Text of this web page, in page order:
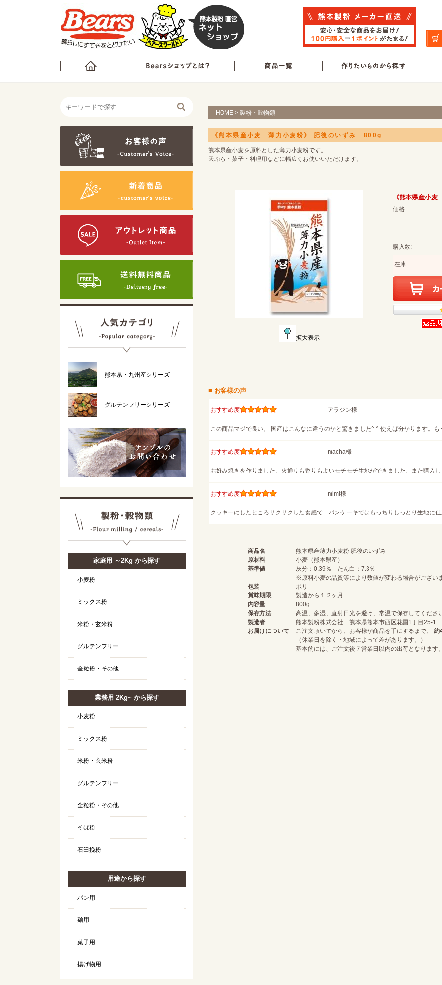
熊本県・九州産シリーズ
グルテンフリーシリーズ
家庭用 ～2Kg から探す
小麦粉
ミックス粉
米粉・玄米粉
グルテンフリー
全粒粉・その他
業務用 2Kg~ から探す
小麦粉
ミックス粉
米粉・玄米粉
グルテンフリー
全粒粉・その他
そば粉
石臼挽粉
用途から探す
パン用
麺用
菓子用
揚げ物用
HOME > 製粉・穀物類
《熊本県産小麦 薄力小麦粉》 肥後のいずみ 800g
熊本県産小麦を原料とした薄力小麦粉です。
天ぷら・菓子・料理用などに幅広くお使いいただけます。
拡大表示
《熊本県産小
価格:
購入数:
在庫
■ お客様の声
おすすめ度 アラジン様
この商品マジで良い。 国産はこんなに違うのかと驚きました^ ^ 使えば分かります。も
おすすめ度 macha様
お好み焼きを作りました。火通りも香りもよいモチモチ生地ができました。また購入し
おすすめ度 mimi様
クッキーにしたところサクサクした食感で パンケーキではもっちりしっとり生地に仕
商品名
熊本県産薄力小麦粉 肥後のいずみ
原材料
小麦（熊本県産）
基準値
灰分：0.39％ たん白：7.3％
※原料小麦の品質等により数値が変わる場合がござい
包装
ポリ
賞味期限
製造から１２ヶ月
内容量
800g
保存方法
高温、多湿、直射日光を避け、常温で保存してください
製造者
熊本製粉株式会社 熊本県熊本市西区花園1丁目25-1
お届けについて
ご注文頂いてから、お客様が商品を手にするまで、 約
（休業日を除く・地域によって差があります。）
基本的には、ご注文後７営業日以内の出荷となります。